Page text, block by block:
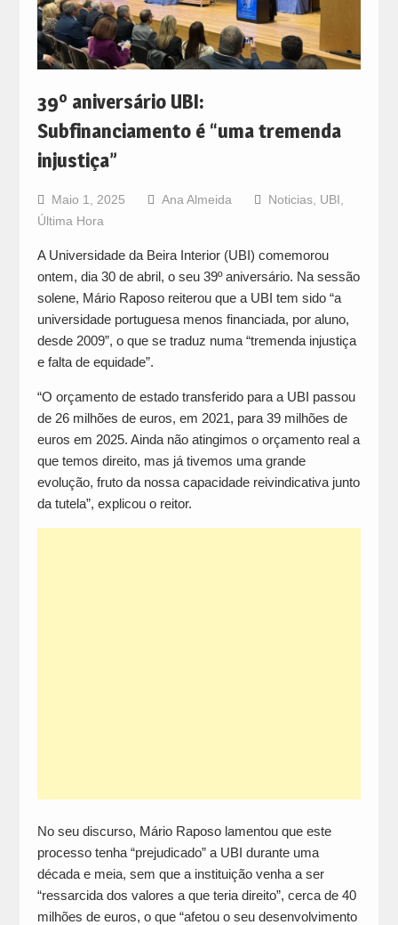
39º aniversário UBI:
Subfinanciamento é “uma tremenda
injustiça”
Maio 1, 2025 Ana Almeida Noticias, UBI
Última Hora
A Universidade da Beira Interior (UBI) comemorou
ontem, dia 30 de abril, o seu 39º aniversário. Na sessão
solene, Mário Raposo reiterou que a UBI tem sido “a
universidade portuguesa menos financiada, por aluno,
desde 2009”, o que se traduz numa “tremenda injustiça
e falta de equidade”.
“O orçamento de estado transferido para a UBI passou
de 26 milhões de euros, em 2021, para 39 milhões de
euros em 2025. Ainda não atingimos o orçamento real a
que temos direito, mas já tivemos uma grande
evolução, fruto da nossa capacidade reivindicativa junto
da tutela”, explicou o reitor.
No seu discurso, Mário Raposo lamentou que este
processo tenha “prejudicado” a UBI durante uma
década e meia, sem que a instituição venha a ser
“ressarcida dos valores a que teria direito”, cerca de 40
milhões de euros, o que “afetou o seu desenvolvimento